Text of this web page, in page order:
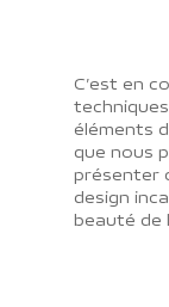
C’est en
éléments
que nous
présenter
design
beauté de